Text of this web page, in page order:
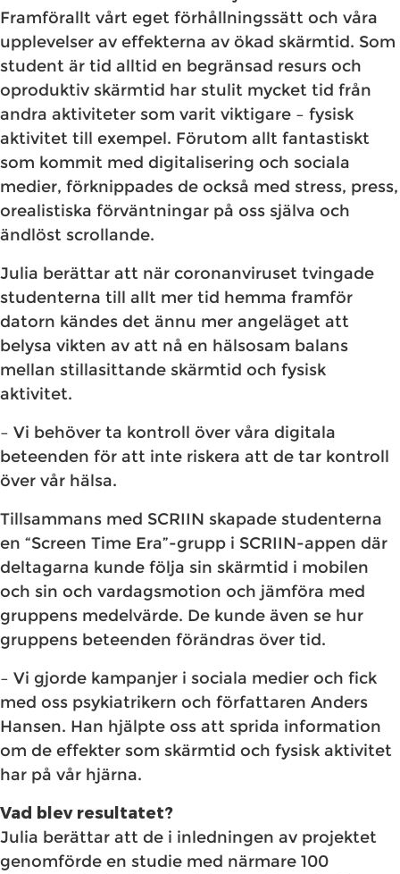
Framförallt vårt eget förhållningssätt och våra
upplevelser av effekterna av ökad skärmtid. Som
student är tid alltid en begränsad resurs och
oproduktiv skärmtid har stulit mycket tid från
andra aktiviteter som varit viktigare – fysisk
aktivitet till exempel. Förutom allt fantastiskt
som kommit med digitalisering och sociala
medier, förknippades de också med stress, press,
orealistiska förväntningar på oss själva och
ändlöst scrollande.
Julia berättar att när coronanviruset tvingade
studenterna till allt mer tid hemma framför
datorn kändes det ännu mer angeläget att
belysa vikten av att nå en hälsosam balans
mellan stillasittande skärmtid och fysisk
aktivitet.
​– Vi behöver ta kontroll över våra digitala
beteenden för att inte riskera att de tar kontroll
över vår hälsa.
Tillsammans med SCRIIN skapade studenterna
en “Screen Time Era”-grupp i SCRIIN-appen där
deltagarna kunde följa sin skärmtid i mobilen
och sin och vardagsmotion och jämföra med
gruppens medelvärde. De kunde även se hur
gruppens beteenden förändras över tid.
– Vi gjorde kampanjer i sociala medier och fick
med oss psykiatrikern och författaren Anders
Hansen. Han hjälpte oss att sprida information
om de effekter som skärmtid och fysisk aktivitet
har på vår hjärna.
Vad blev resultatet?
Julia berättar att de i inledningen av projektet
genomförde en studie med närmare 100